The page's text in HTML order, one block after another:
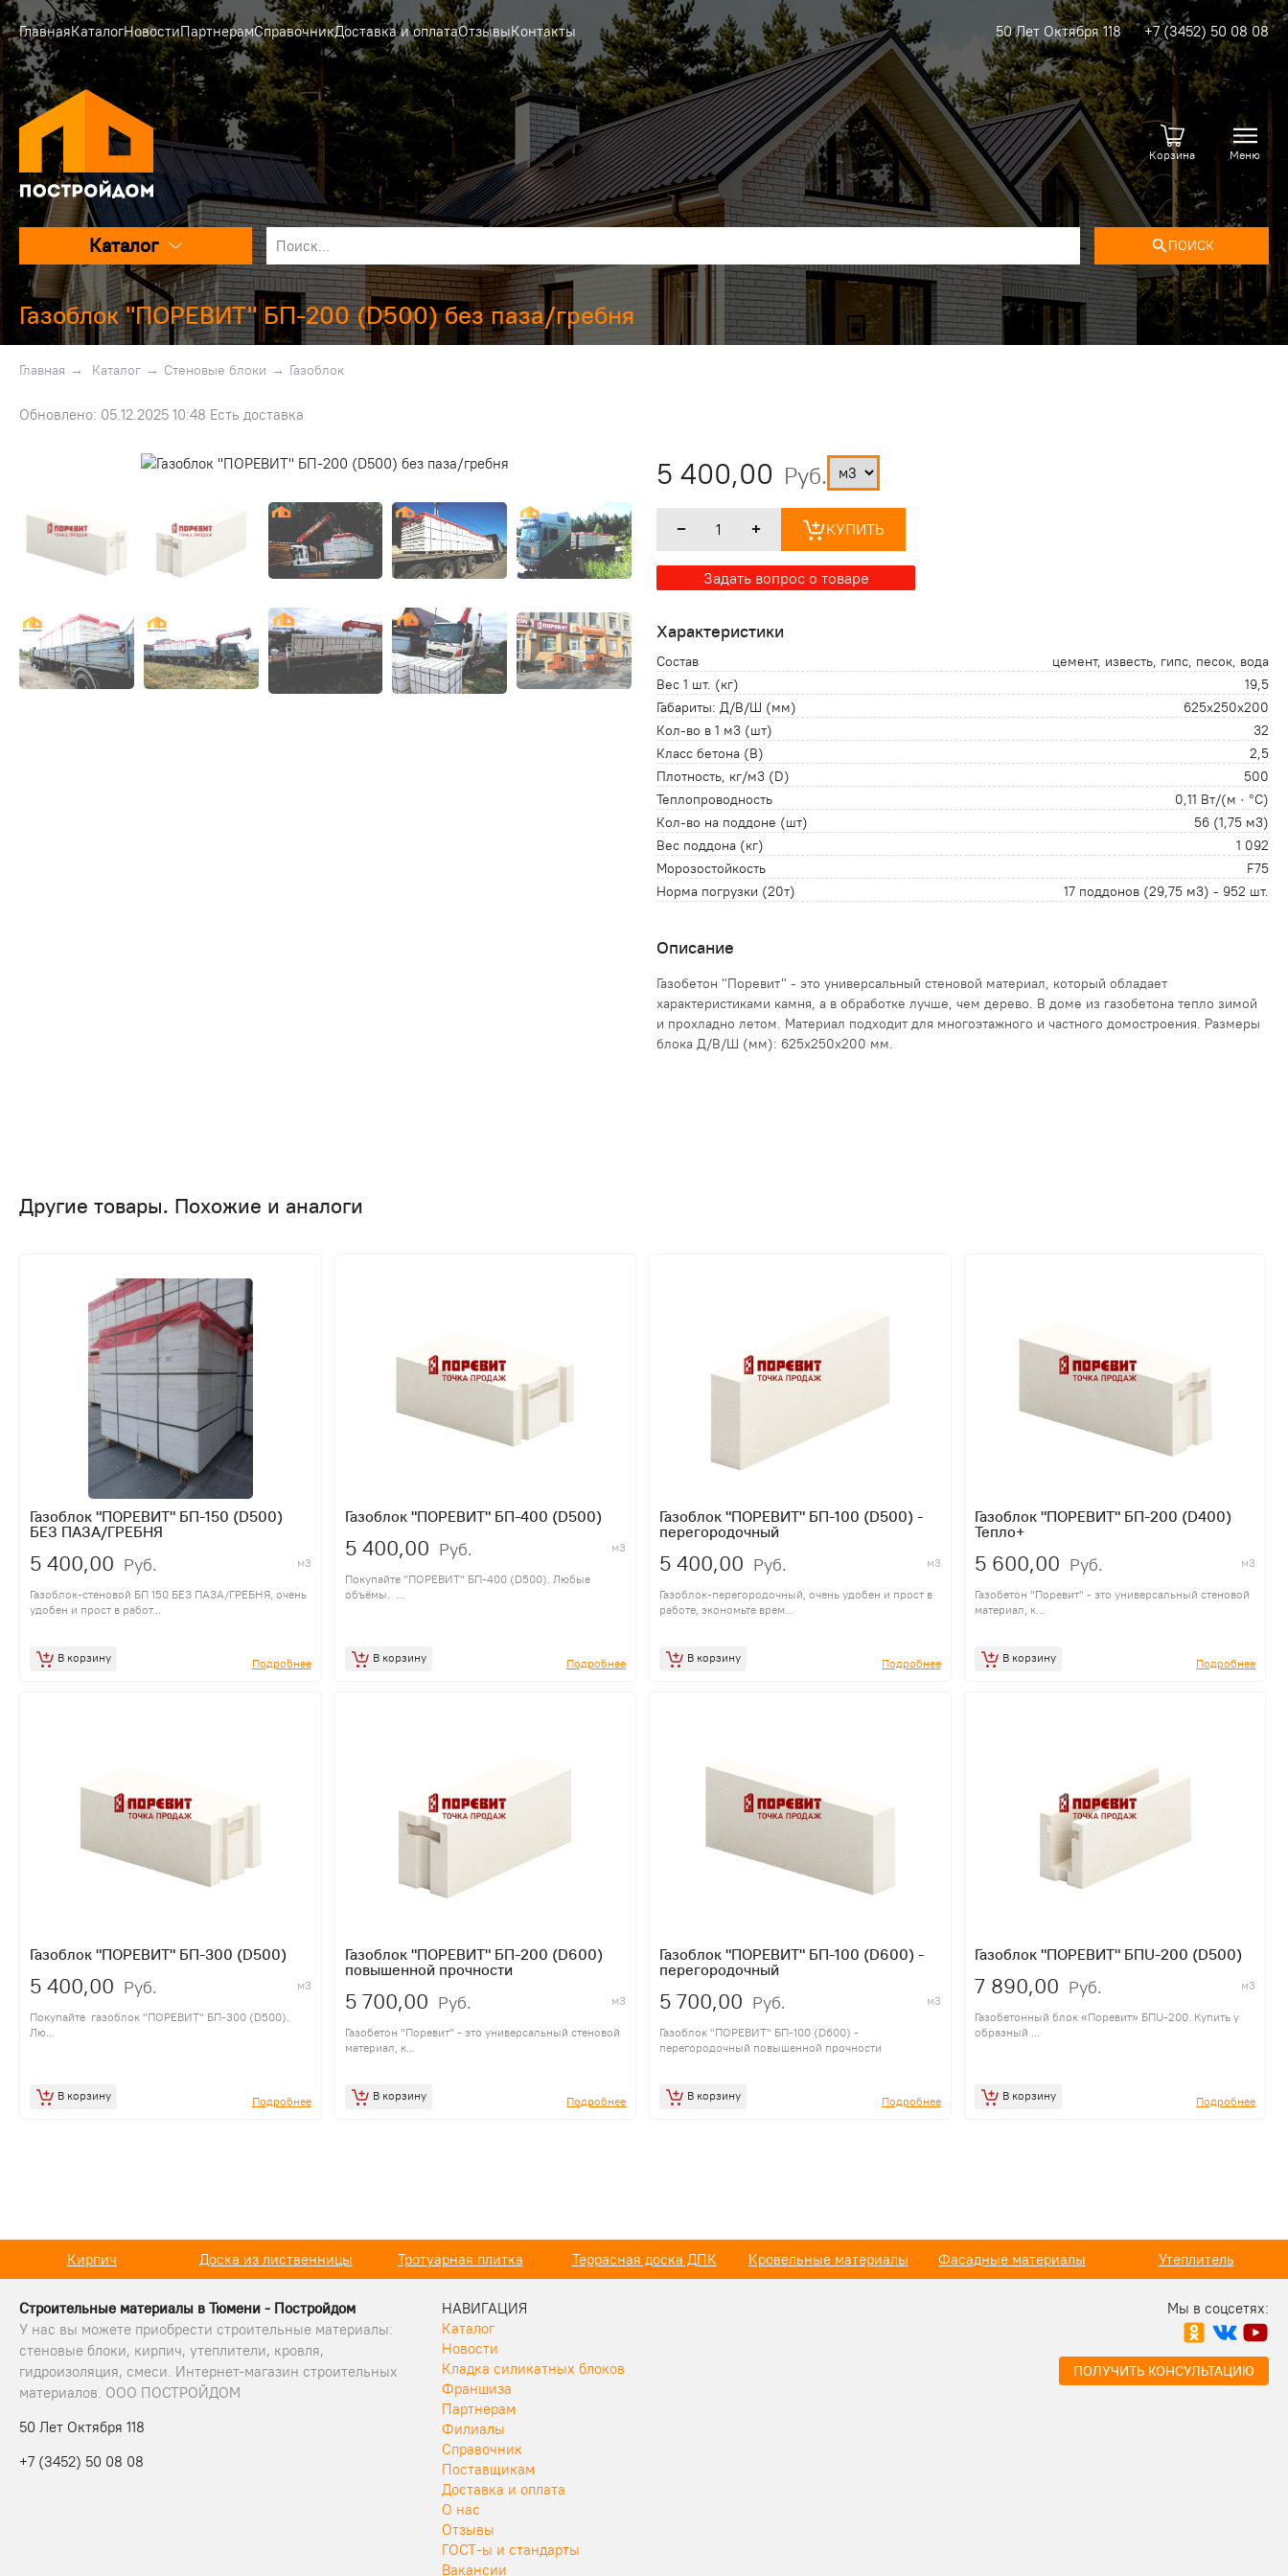
ГлавнаяКаталогНовостиПартнерамСправочникДоставка и оплатаОтзывыКонтакты 50 Лет Октября 118 +7 (3452) 50 08 08
Корзина Меню
Каталог ПОИСК
Газоблок "ПОРЕВИТ" БП-200 (D500) без паза/гребня
Главная → Каталог → Стеновые блоки → Газоблок
Обновлено: 05.12.2025 10:48 Есть доставка
5 400,00 Руб.
КУПИТЬ
Задать вопрос о товаре
Характеристики
Состав
цемент, известь, гипс, песок, вода
Вес 1 шт. (кг)
19,5
Габариты: Д/В/Ш (мм)
625х250х200
Кол-во в 1 м3 (шт)
32
Класс бетона (B)
2,5
Плотность, кг/м3 (D)
500
Теплопроводность
0,11 Вт/(м · °С)
Кол-во на поддоне (шт)
56 (1,75 м3)
Вес поддона (кг)
1 092
Морозостойкость
F75
Норма погрузки (20т)
17 поддонов (29,75 м3) - 952 шт.
Описание
Газобетон "Поревит" - это универсальный стеновой материал, который обладает
характеристиками камня, а в обработке лучше, чем дерево. В доме из газобетона тепло зимой
и прохладно летом. Материал подходит для многоэтажного и частного домостроения. Размеры
блока Д/В/Ш (мм): 625х250х200 мм.
Другие товары. Похожие и аналоги
Газоблок "ПОРЕВИТ" БП-150 (D500)
БЕЗ ПАЗА/ГРЕБНЯ
5 400,00 Руб. м3
Газоблок-стеновой БП 150 БЕЗ ПАЗА/ГРЕБНЯ, очень
удобен и прост в работ...
В корзину Подробнее
Газоблок "ПОРЕВИТ" БП-400 (D500)
5 400,00 Руб. м3
Покупайте "ПОРЕВИТ" БП-400 (D500). Любые
объёмы. ...
В корзину Подробнее
Газоблок "ПОРЕВИТ" БП-100 (D500) -
перегородочный
5 400,00 Руб. м3
Газоблок-перегородочный, очень удобен и прост в
работе, экономьте врем...
В корзину Подробнее
Газоблок "ПОРЕВИТ" БП-200 (D400)
Тепло+
5 600,00 Руб. м3
Газобетон "Поревит" - это универсальный стеновой
материал, к...
В корзину Подробнее
Газоблок "ПОРЕВИТ" БП-300 (D500)
5 400,00 Руб. м3
Покупайте газоблок "ПОРЕВИТ" БП-300 (D500).
Лю...
В корзину Подробнее
Газоблок "ПОРЕВИТ" БП-200 (D600)
повышенной прочности
5 700,00 Руб. м3
Газобетон "Поревит" - это универсальный стеновой
материал, к...
В корзину Подробнее
Газоблок "ПОРЕВИТ" БП-100 (D600) -
перегородочный
5 700,00 Руб. м3
Газоблок "ПОРЕВИТ" БП-100 (D600) -
перегородочный повышенной прочности
В корзину Подробнее
Газоблок "ПОРЕВИТ" БПU-200 (D500)
7 890,00 Руб. м3
Газобетонный блок «Поревит» БПU-200. Купить у
образный ...
В корзину Подробнее
Доска из лиственницы Тротуарная плитка Террасная доска ДПК Кровельные материалы Фасадные материалы Утеплитель Пены, герметики
Строительные материалы в Тюмени - Постройдом
У нас вы можете приобрести строительные материалы:
стеновые блоки, кирпич, утеплители, кровля,
гидроизоляция, смеси. Интернет-магазин строительных
материалов. ООО ПОСТРОЙДОМ
50 Лет Октября 118
+7 (3452) 50 08 08
НАВИГАЦИЯ
Каталог
Новости
Кладка силикатных блоков
Франшиза
Партнерам
Филиалы
Справочник
Поставщикам
Доставка и оплата
О нас
Отзывы
ГОСТ-ы и стандарты
Вакансии
Мы в соцсетях:
ПОЛУЧИТЬ КОНСУЛЬТАЦИЮ